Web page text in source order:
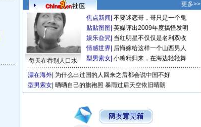
更多>>
每天在吞别人口水
焦点新闻 不要迷恋哥，哥只是一个鬼
贴贴图图 英媒评出2009年度搞怪发明
娱乐旮旯 当红明星不仅仅是名利双收
情感世界 后悔嫁给这样一个山西男人
型男索女 小糖精归来，在海边轻轻舞
漂在海外 为什么出过国的人回来之后都会说中国不好
型男索女 晒晒自己的旗袍照 暴雨过后天空依旧晴朗